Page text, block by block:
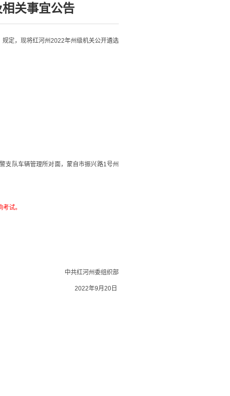
关事宜公告
定，现将红河州2022年州级机关公开遴选
支队车辆管理所对面，蒙自市振兴路1号州
试。
中共红河州委组织部
2022年9月20日